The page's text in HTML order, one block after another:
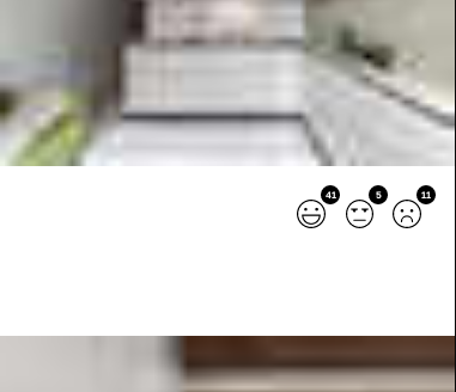
41 5 11